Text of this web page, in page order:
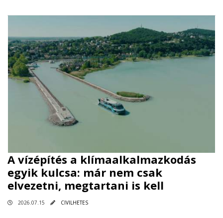
A vízépítés a klímaalkalmazkodás
egyik kulcsa: már nem csak
elvezetni, megtartani is kell
2026.07.15 CIVILHETES